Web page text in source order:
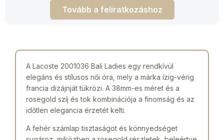
Tovább a feliratkozáshoz
A Lacoste 2001036 Bali Ladies egy rendkívül
elegáns és stílusos női óra, mely a márka ízig-vérig
francia dizájnját tükrözi. A 38mm-es méret és a
rosegold szíj és tok kombinációja a finomság és az
időtlen elegancia érzetét kelti.
A fehér számlap tisztaságot és könnyedséget